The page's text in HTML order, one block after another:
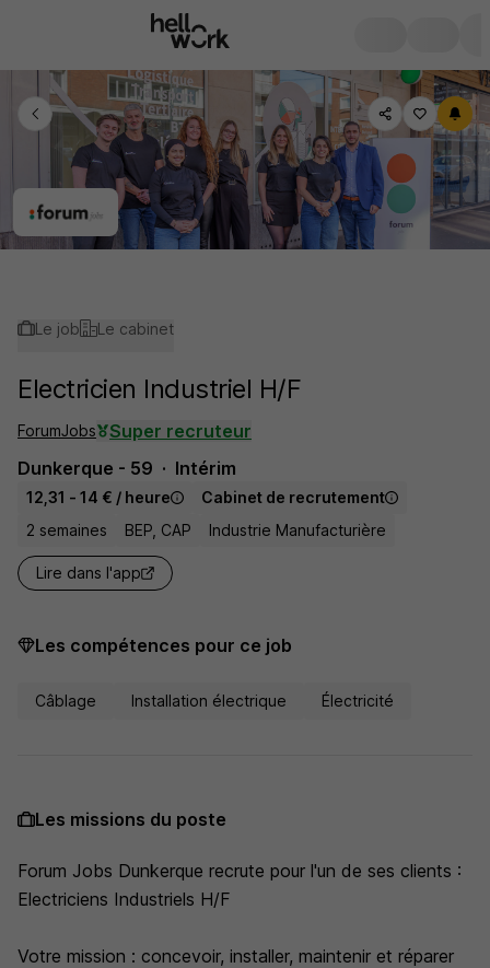
Le job Le cabinet
Electricien Industriel H/F
ForumJobs
Super recruteur
Dunkerque - 59
Intérim
12,31 - 14 € / heure
Cabinet de recrutement
2 semaines
BEP, CAP Industrie Manufacturière
Lire dans l'app
Les compétences pour ce job
Câblage Installation électrique Électricité
Les missions du poste
Forum Jobs Dunkerque recrute pour l'un de ses clients :
Electriciens Industriels H/F
Votre mission : concevoir, installer, maintenir et réparer